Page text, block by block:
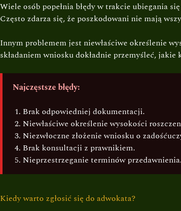
Wiele osób popełnia błędy w trakcie ubiegania
Często zdarza się, że poszkodowani nie mają
Innym problemem jest niewłaściwe określenie
składaniem wniosku dokładnie przemyśleć,
Najczęstsze błędy:
Brak odpowiedniej dokumentacji.
Niewłaściwe określenie wysokości
Niezwłoczne złożenie wniosku o
Brak konsultacji z prawnikiem.
Nieprzestrzeganie terminów przedawnienia.
Kiedy warto zgłosić się do adwokata?